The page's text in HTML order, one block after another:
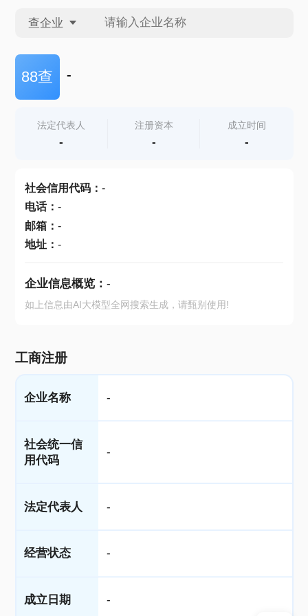
查企业
查企业
查产地
88查 -
法定代表人
-
注册资本
-
成立时间
-
社会信用代码： -
电话： -
邮箱： -
地址： -
企业信息概览： -
如上信息由AI大模型全网搜索生成，请甄别使用!
工商注册
企业名称 -
社会统一信
用代码
-
法定代表人 -
经营状态 -
成立日期 -